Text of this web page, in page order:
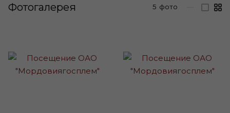
Фотогалерея 5 фото